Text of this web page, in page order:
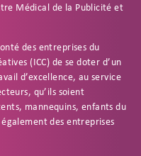
Médical de la Publicité et
des entreprises du
(ICC) de se doter d’un
d’excellence, au service
qu’ils soient
mannequins, enfants du
des entreprises